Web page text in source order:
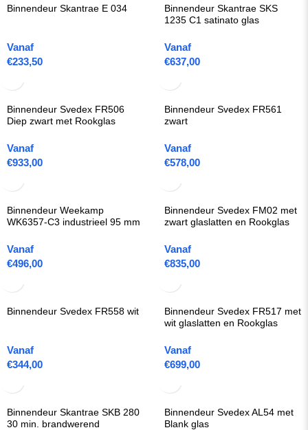
Binnendeur Skantrae E 034
Vanaf
€233,50
Binnendeur Skantrae SKS
1235 C1 satinato glas
Vanaf
€637,00
Binnendeur Svedex FR506
Diep zwart met Rookglas
Vanaf
€933,00
Binnendeur Svedex FR561
zwart
Vanaf
€578,00
Binnendeur Weekamp
WK6357-C3 industrieel 95 mm
Vanaf
€496,00
Binnendeur Svedex FM02 met
zwart glaslatten en Rookglas
Vanaf
€835,00
Binnendeur Svedex FR558 wit
Vanaf
€344,00
Binnendeur Svedex FR517 met
wit glaslatten en Rookglas
Vanaf
€699,00
Binnendeur Skantrae SKB 280
30 min. brandwerend
Binnendeur Svedex AL54 met
Blank glas